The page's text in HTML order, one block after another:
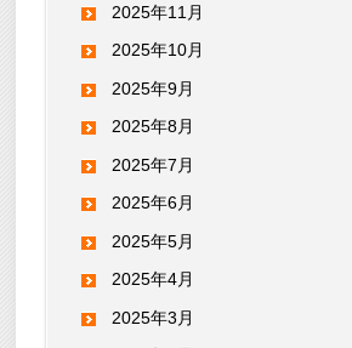
2025年11月
2025年10月
2025年9月
2025年8月
2025年7月
2025年6月
2025年5月
2025年4月
2025年3月